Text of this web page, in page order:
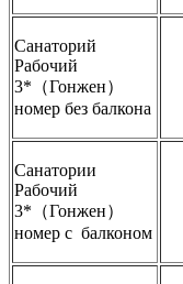
Санаторий
Рабочий
3*（Гонжен）
номер без балкона
Санатории
Рабочий
3*（Гонжен）
номер с балконом